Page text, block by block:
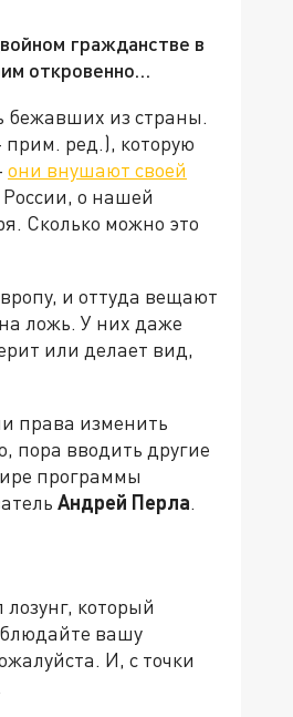
гражданстве в
откровенно…
бежавших из страны.
прим. ред.), которую
они внушают своей
о нашей
Сколько можно это
и оттуда вещают
ложь. У них даже
или делает вид,
права изменить
пора вводить другие
программы
Андрей Перла.
который
вашу
И, с точки